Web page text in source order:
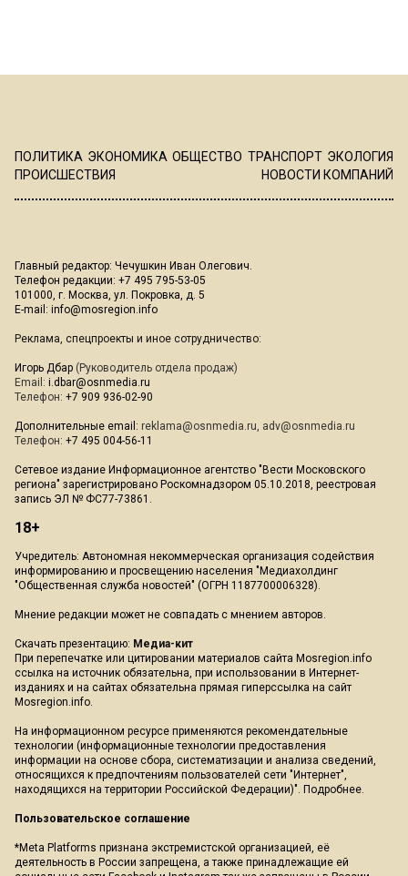
ПОЛИТИКА ЭКОНОМИКА ОБЩЕСТВО ТРАНСПОРТ ЭКОЛОГИЯ
ПРОИСШЕСТВИЯ
НОВОСТИ КОМПАНИЙ
Главный редактор: Чечушкин Иван Олегович.
Телефон редакции: +7 495 795-53-05
101000, г. Москва, ул. Покровка, д. 5
E-mail: info@mosregion.info
Реклама, спецпроекты и иное сотрудничество:
Игорь Дбар (Руководитель отдела продаж)
Email: i.dbar@osnmedia.ru
Телефон: +7 909 936-02-90
Дополнительные email: reklama@osnmedia.ru, adv@osnmedia.ru
Телефон: +7 495 004-56-11
Сетевое издание Информационное агентство "Вести Московского
региона" зарегистрировано Роскомнадзором 05.10.2018, реестровая
запись ЭЛ № ФС77-73861.
18+
Учредитель: Автономная некоммерческая организация содействия
информированию и просвещению населения "Медиахолдинг
"Общественная служба новостей" (ОГРН 1187700006328).
Мнение редакции может не совпадать с мнением авторов.
Скачать презентацию: Медиа-кит
При перепечатке или цитировании материалов сайта Mosregion.info
ссылка на источник обязательна, при использовании в Интернет-
изданиях и на сайтах обязательна прямая гиперссылка на сайт
Mosregion.info.
На информационном ресурсе применяются рекомендательные
технологии (информационные технологии предоставления
информации на основе сбора, систематизации и анализа сведений,
относящихся к предпочтениям пользователей сети "Интернет",
находящихся на территории Российской Федерации)". Подробнее.
Пользовательское соглашение
*Meta Platforms признана экстремистской организацией, её
деятельность в России запрещена, а также принадлежащие ей